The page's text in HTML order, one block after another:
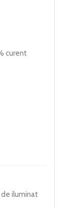
curent
de iluminat